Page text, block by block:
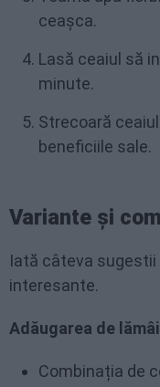
ceașca.
Lasă ceaiul să
minute.
Strecoară
beneficiile sale.
Variante și
Iată câteva
interesante.
Adăugarea de
Combinația de